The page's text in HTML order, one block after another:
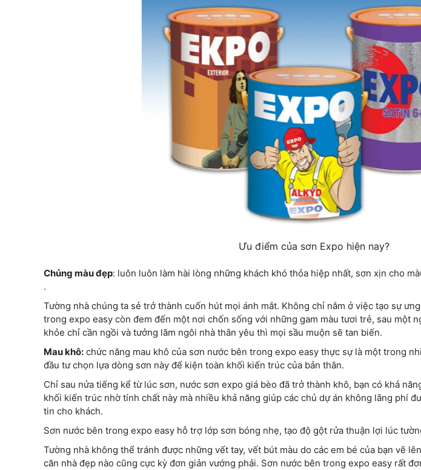
Ưu điểm của sơn Expo hiện nay?
Chủng màu đẹp: luôn luôn làm hài lòng những khách khó thỏa hiệp nhất, sơn xịn cho
.
Tường nhà chúng ta sẻ trở thành cuốn hút mọi ánh mắt. Không chỉ nằm ở việc tạo sự
trong expo easy còn đem đến một nơi chốn sống với những gam màu tươi trẻ, sau một
khỏe chỉ cần ngồi và tưởng lãm ngôi nhà thân yêu thì mọi sầu muộn sẽ tan biến.
Mau khô: chức năng mau khô của sơn nước bên trong expo easy thực sự là một trong
đầu tư chọn lựa dòng sơn này để kiện toàn khối kiến trúc của bản thân.
Chỉ sau nửa tiếng kể từ lúc sơn, nước sơn expo giá bèo đã trở thành khô, bạn có khả
khối kiến trúc nhờ tính chất này mà nhiều khả năng giúp các chủ dự án không lãng phí
tin cho khách.
Sơn nước bên trong expo easy hỗ trợ lớp sơn bóng nhẹ, tạo độ gột rửa thuận lợi lúc
Tường nhà không thể tránh được những vết tay, vết bút màu do các em bé của bạn vẽ
căn nhà đẹp nào cũng cực kỳ đơn giản vướng phải. Sơn nước bên trong expo easy rất